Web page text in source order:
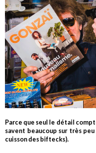
Parce que seul le détail
savent beaucoup sur très
cuisson des biftecks).